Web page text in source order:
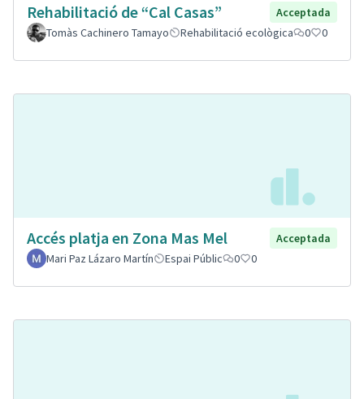
Rehabilitació de “Cal Casas”
Acceptada
Tomàs Cachinero Tamayo
Rehabilitació ecològica 0 0
Accés platja en Zona Mas Mel
Acceptada
Mari Paz Lázaro Martín
Espai Públic 0 0